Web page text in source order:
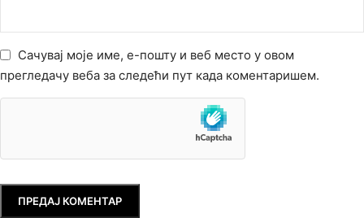
Сачувај моје име, е-пошту и веб место у овом
прегледачу веба за следећи пут када коментаришем.